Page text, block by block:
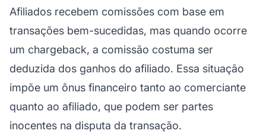
Afiliados recebem comissões com base em
transações bem-sucedidas, mas quando ocorre
um chargeback, a comissão costuma ser
deduzida dos ganhos do afiliado. Essa situação
impõe um ônus financeiro tanto ao comerciante
quanto ao afiliado, que podem ser partes
inocentes na disputa da transação.